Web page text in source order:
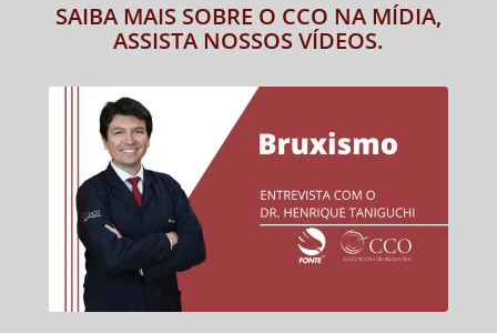
SAIBA MAIS SOBRE O CCO NA MÍDIA,
ASSISTA NOSSOS VÍDEOS.